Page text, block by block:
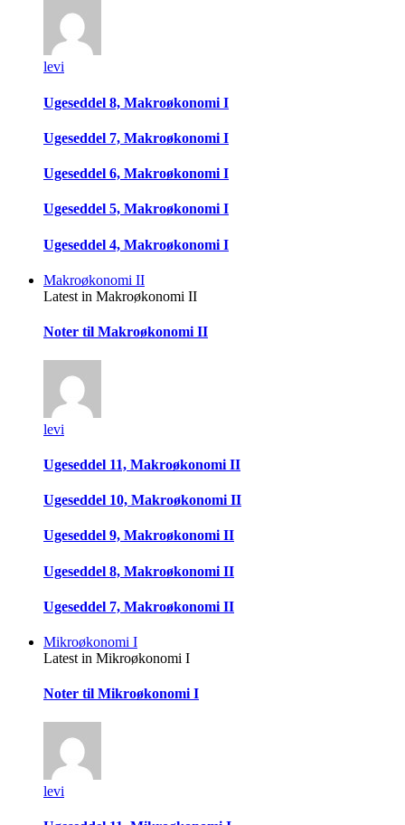
levi
Ugeseddel 8, Makroøkonomi I
Ugeseddel 7, Makroøkonomi I
Ugeseddel 6, Makroøkonomi I
Ugeseddel 5, Makroøkonomi I
Ugeseddel 4, Makroøkonomi I
Makroøkonomi II
Latest in Makroøkonomi II
Noter til Makroøkonomi II
levi
Ugeseddel 11, Makroøkonomi II
Ugeseddel 10, Makroøkonomi II
Ugeseddel 9, Makroøkonomi II
Ugeseddel 8, Makroøkonomi II
Ugeseddel 7, Makroøkonomi II
Mikroøkonomi I
Latest in Mikroøkonomi I
Noter til Mikroøkonomi I
levi